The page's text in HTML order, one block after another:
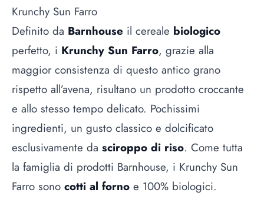
Krunchy Sun Farro
Definito da Barnhouse il cereale biologico
perfetto, i Krunchy Sun Farro, grazie alla
maggior consistenza di questo antico grano
rispetto all’avena, risultano un prodotto croccante
e allo stesso tempo delicato. Pochissimi
ingredienti, un gusto classico e dolcificato
esclusivamente da sciroppo di riso. Come tutta
la famiglia di prodotti Barnhouse, i Krunchy Sun
Farro sono cotti al forno e 100% biologici.